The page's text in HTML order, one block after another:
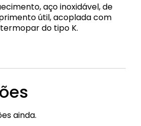
aço inoxidável, de
útil, acoplada com
do tipo K.
ainda.